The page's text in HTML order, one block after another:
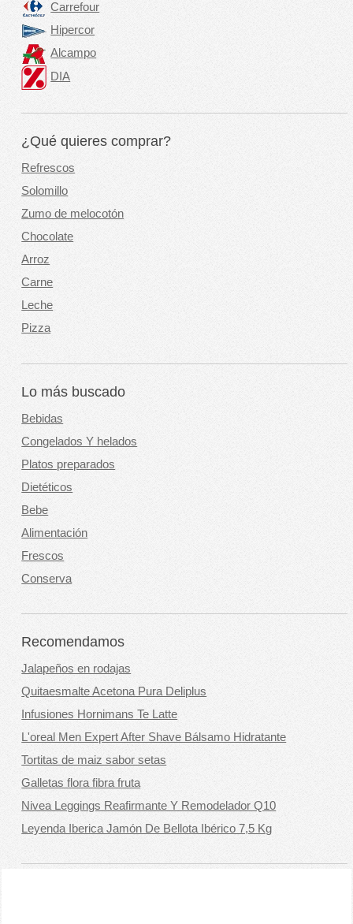
Carrefour
Hipercor
Alcampo
DIA
¿Qué quieres comprar?
Refrescos
Solomillo
Zumo de melocotón
Chocolate
Arroz
Carne
Leche
Pizza
Lo más buscado
Bebidas
Congelados Y helados
Platos preparados
Dietéticos
Bebe
Alimentación
Frescos
Conserva
Recomendamos
Jalapeños en rodajas
Quitaesmalte Acetona Pura Deliplus
Infusiones Hornimans Te Latte
L'oreal Men Expert After Shave Bálsamo Hidratante
Tortitas de maiz sabor setas
Galletas flora fibra fruta
Nivea Leggings Reafirmante Y Remodelador Q10
Leyenda Iberica Jamón De Bellota Ibérico 7,5 Kg